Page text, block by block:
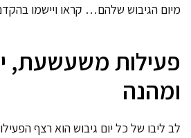
מיום הגיבוש שלהם… קראו ויישמו
פעילות משעשעת,
ומהנה
לב ליבו של כל יום גיבוש הוא רצף